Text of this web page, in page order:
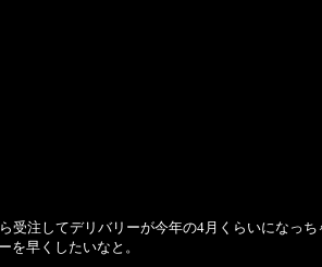
受注してデリバリーが今年の4月くらいになっ
を早くしたいなと。